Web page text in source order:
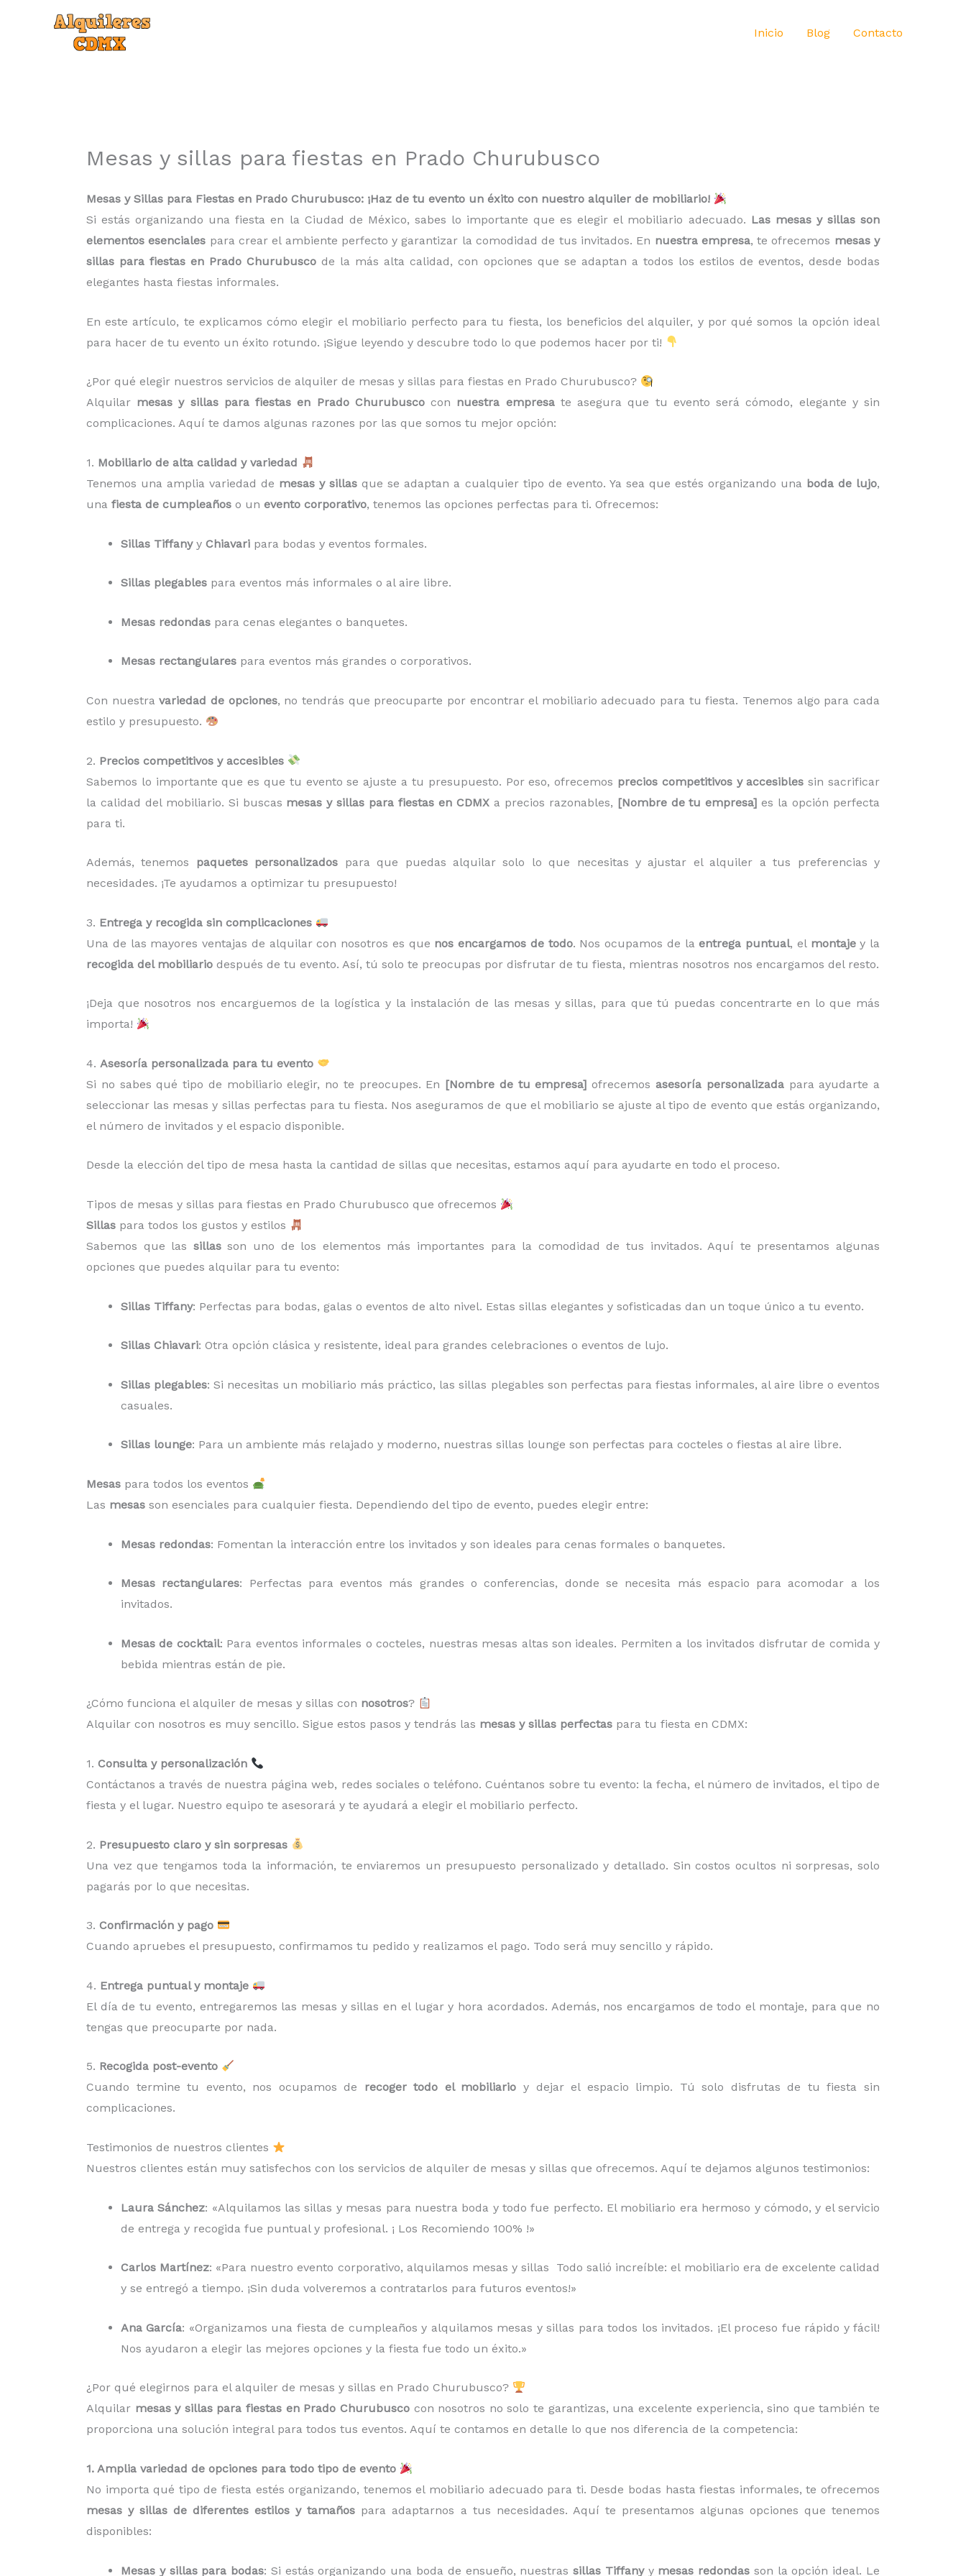
Inicio Blog Contacto
Mesas y sillas para fiestas en Prado Churubusco
Mesas y Sillas para Fiestas en Prado Churubusco: ¡Haz de tu evento un éxito con nuestro alquiler de mobiliario!
Si estás organizando una fiesta en la Ciudad de México, sabes lo importante que es elegir el mobiliario adecuado. Las mesas y sillas son
elementos esenciales para crear el ambiente perfecto y garantizar la comodidad de tus invitados. En nuestra empresa, te ofrecemos mesas y
sillas para fiestas en Prado Churubusco de la más alta calidad, con opciones que se adaptan a todos los estilos de eventos, desde bodas
elegantes hasta fiestas informales.
En este artículo, te explicamos cómo elegir el mobiliario perfecto para tu fiesta, los beneficios del alquiler, y por qué somos la opción ideal
para hacer de tu evento un éxito rotundo. ¡Sigue leyendo y descubre todo lo que podemos hacer por ti!
¿Por qué elegir nuestros servicios de alquiler de mesas y sillas para fiestas en Prado Churubusco?
Alquilar mesas y sillas para fiestas en Prado Churubuscocon nuestra empresate asegura que tu evento será cómodo, elegante y sin
complicaciones. Aquí te damos algunas razones por las que somos tu mejor opción:
1. Mobiliario de alta calidad y variedad
Tenemos una amplia variedad de mesas y sillas que se adaptan a cualquier tipo de evento. Ya sea que estés organizando una boda de lujo,
una fiesta de cumpleaños o un evento corporativo, tenemos las opciones perfectas para ti. Ofrecemos:
Sillas Tiffanyy Chiavari para bodas y eventos formales.
Sillas plegables para eventos más informales o al aire libre.
Mesas redondas para cenas elegantes o banquetes.
Mesas rectangulares para eventos más grandes o corporativos.
Con nuestravariedad de opciones, no tendrás que preocuparte por encontrar el mobiliario adecuado para tu fiesta. Tenemos algo para cada
estilo y presupuesto.
2. Precios competitivos y accesibles
Sabemos lo importante que es que tu evento se ajuste a tu presupuesto. Por eso, ofrecemos precios competitivos y accesibles sin sacrificar
la calidad del mobiliario. Si buscas mesas y sillas para fiestas en CDMXa precios razonables, [Nombre de tu empresa] es la opción perfecta
para ti.
Además, tenemos paquetes personalizados para que puedas alquilar solo lo que necesitas y ajustar el alquiler a tus preferencias y
necesidades. ¡Te ayudamos a optimizar tu presupuesto!
3. Entrega y recogida sin complicaciones
Una de las mayores ventajas de alquilar con nosotros es que nos encargamos de todo. Nos ocupamos de laentrega puntual, el montajey la
recogida del mobiliario después de tu evento. Así, tú solo te preocupas por disfrutar de tu fiesta, mientras nosotros nos encargamos del resto.
¡Deja que nosotros nos encarguemos de la logística y la instalación de las mesas y sillas, para que tú puedas concentrarte en lo que más
importa!
4. Asesoría personalizada para tu evento
Si no sabes qué tipo de mobiliario elegir, no te preocupes. En [Nombre de tu empresa] ofrecemos asesoría personalizadapara ayudarte a
seleccionar las mesas y sillas perfectas para tu fiesta. Nos aseguramos de que el mobiliario se ajuste al tipo de evento que estás organizando,
el número de invitados y el espacio disponible.
Desde la elección del tipo de mesa hasta la cantidad de sillas que necesitas, estamos aquí para ayudarte en todo el proceso.
Tipos de mesas y sillas para fiestas en Prado Churubusco que ofrecemos
Sillas para todos los gustos y estilos
Sabemos que las sillasson uno de los elementos más importantes para la comodidad de tus invitados. Aquí te presentamos algunas
opciones que puedes alquilar para tu evento:
Sillas Tiffany: Perfectas para bodas, galas o eventos de alto nivel. Estas sillas elegantes y sofisticadas dan un toque único a tu evento.
Sillas Chiavari: Otra opción clásica y resistente, ideal para grandes celebraciones o eventos de lujo.
Sillas plegables: Si necesitas un mobiliario más práctico, las sillas plegables son perfectas para fiestas informales, al aire libre o eventos
casuales.
Sillas lounge: Para un ambiente más relajado y moderno, nuestras sillas lounge son perfectas para cocteles o fiestas al aire libre.
Mesas para todos los eventos
Las mesas son esenciales para cualquier fiesta. Dependiendo del tipo de evento, puedes elegir entre:
Mesas redondas: Fomentan la interacción entre los invitados y son ideales para cenas formales o banquetes.
Mesas rectangulares: Perfectas para eventos más grandes o conferencias, donde se necesita más espacio para acomodar a los
invitados.
Mesas de cocktail: Para eventos informales o cocteles, nuestras mesas altas son ideales. Permiten a los invitados disfrutar de comida y
bebida mientras están de pie.
¿Cómo funciona el alquiler de mesas y sillas con nosotros?
Alquilar con nosotros es muy sencillo. Sigue estos pasos y tendrás las mesas y sillas perfectas para tu fiesta en CDMX:
1. Consulta y personalización
Contáctanos a través de nuestra página web, redes sociales o teléfono. Cuéntanos sobre tu evento: la fecha, el número de invitados, el tipo de
fiesta y el lugar. Nuestro equipo te asesorará y te ayudará a elegir el mobiliario perfecto.
2. Presupuesto claro y sin sorpresas
Una vez que tengamos toda la información, te enviaremos un presupuesto personalizado y detallado. Sin costos ocultos ni sorpresas, solo
pagarás por lo que necesitas.
3. Confirmación y pago
Cuando apruebes el presupuesto, confirmamos tu pedido y realizamos el pago. Todo será muy sencillo y rápido.
4. Entrega puntual y montaje
El día de tu evento, entregaremos las mesas y sillas en el lugar y hora acordados. Además, nos encargamos de todo el montaje, para que no
tengas que preocuparte por nada.
5. Recogida post-evento
Cuando termine tu evento, nos ocupamos de recoger todo el mobiliario y dejar el espacio limpio. Tú solo disfrutas de tu fiesta sin
complicaciones.
Testimonios de nuestros clientes
Nuestros clientes están muy satisfechos con los servicios de alquiler de mesas y sillas que ofrecemos. Aquí te dejamos algunos testimonios:
Laura Sánchez: «Alquilamos las sillas y mesas para nuestra boda y todo fue perfecto. El mobiliario era hermoso y cómodo, y el servicio
de entrega y recogida fue puntual y profesional. ¡ Los Recomiendo 100% !»
Carlos Martínez: «Para nuestro evento corporativo, alquilamos mesas y sillas Todo salió increíble: el mobiliario era de excelente calidad
y se entregó a tiempo. ¡Sin duda volveremos a contratarlos para futuros eventos!»
Ana García: «Organizamos una fiesta de cumpleaños y alquilamos mesas y sillas para todos los invitados. ¡El proceso fue rápido y fácil!
Nos ayudaron a elegir las mejores opciones y la fiesta fue todo un éxito.»
¿Por qué elegirnos para el alquiler de mesas y sillas en Prado Churubusco?
Alquilar mesas y sillas para fiestas en Prado Churubusco con nosotros no solo te garantizas, una excelente experiencia, sino que también te
proporciona una solución integral para todos tus eventos. Aquí te contamos en detalle lo que nos diferencia de la competencia:
1. Amplia variedad de opciones para todo tipo de evento
No importa qué tipo de fiesta estés organizando, tenemos el mobiliario adecuado para ti. Desde bodas hasta fiestas informales, te ofrecemos
mesas y sillas de diferentes estilos y tamaños para adaptarnos a tus necesidades. Aquí te presentamos algunas opciones que tenemos
disponibles:
Mesas y sillas para bodas: Si estás organizando una boda de ensueño, nuestrassillas Tiffanyy mesas redondas son la opción ideal. Le